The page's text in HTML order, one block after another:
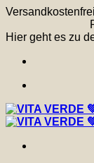
Zum
springen
Hier geht es zu